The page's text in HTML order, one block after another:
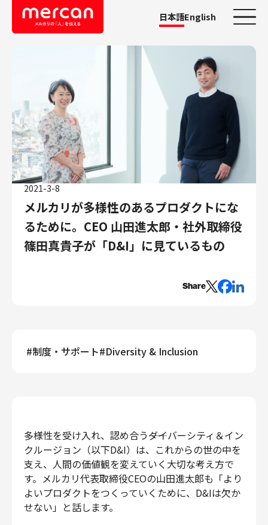
日本語English
カテゴリーから探す
会社・事業
鹿島アントラーズ
Ads
メルカリ
メルペイ
メルコイン
メルカリShops
メルカリR4Dラボ
AI/LLM
職種
プロダクト・ビジネス
マーケティング・PR
プロダクトマネジメント
データアナリティクス
プロダクトデザイン
クリエイティブ
2021-3-8
メルカリが多様性のあるプロダクトにな
るために。CEO 山田進太郎・社外取締役
篠田真貴子が「D&I」に見ているもの
Share
#制度・サポート#Diversity & Inclusion
多様性を受け入れ、認め合う――ダイバーシティ＆イン
クルージョン（以下D&I）は、これからの世の中を
支え、人間の価値観を変えていく大切な考え方で
す。メルカリ代表取締役CEOの山田進太郎も「より
よいプロダクトをつくっていくために、D&Iは欠か
せない」と話します。